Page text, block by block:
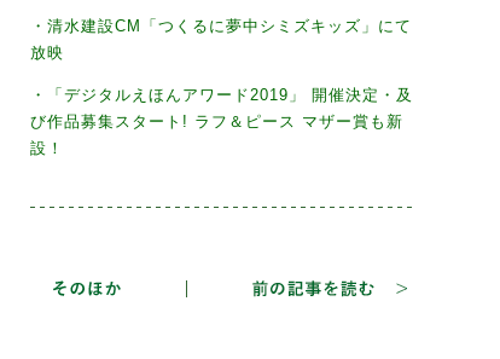
・清水建設CM「つくるに夢中シミズキッズ」にて
放映
・「デジタルえほんアワード2019」 開催決定・及
び作品募集スタート! ラフ＆ピース マザー賞も新
設！